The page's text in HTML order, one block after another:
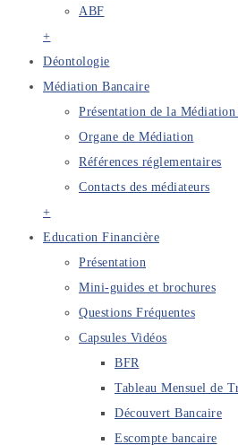
ABF
+
Déontologie
Médiation Bancaire
Présentation de la Médiation
Organe de Médiation
Références réglementaires
Contacts des médiateurs
+
Education Financière
Présentation
Mini-guides et brochures
Questions Fréquentes
Capsules Vidéos
BFR
Tableau Mensuel de
Découvert Bancaire
Escompte bancaire